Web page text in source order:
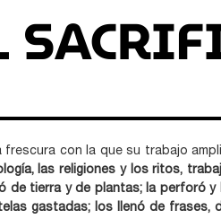
con la que su trabajo
las religiones y los ritos,
de tierra y de plantas; la perforó y
gastadas; los llenó de frases,